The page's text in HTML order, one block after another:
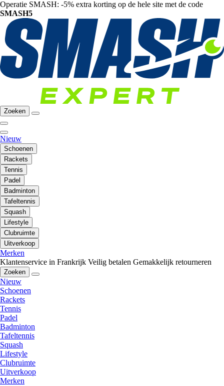
Operatie SMASH: -5% extra korting op de hele site met de code
SMASH5
Zoeken
Nieuw
Schoenen
Rackets
Tennis
Padel
Badminton
Tafeltennis
Squash
Lifestyle
Clubruimte
Uitverkoop
Merken
Klantenservice in Frankrijk Veilig betalen Gemakkelijk retourneren
Zoeken
Nieuw
Schoenen
Rackets
Tennis
Padel
Badminton
Tafeltennis
Squash
Lifestyle
Clubruimte
Uitverkoop
Merken